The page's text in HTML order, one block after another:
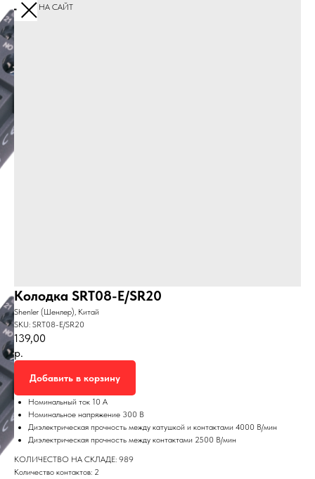
ПЕРЕЙТИ НА САЙТ
Колодка SRT08-E/SR20
Shenler (Шенлер), Китай
SKU: SRT08-E/SR20
139,00
р.
Добавить в корзину
Номинальный ток 10 А
Номинальное напряжение 300 В
Диэлектрическая прочность между катушкой и контактами 4000 В/мин
Диэлектрическая прочность между контактами 2500 В/мин
КОЛИЧЕСТВО НА СКЛАДЕ: 989
Количество контактов: 2